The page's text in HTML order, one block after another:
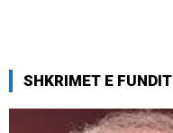
SHKRIMET E FUNDIT